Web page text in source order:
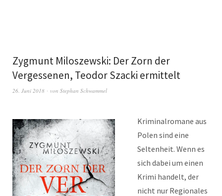
Zygmunt Miloszewski: Der Zorn der
Vergessenen, Teodor Szacki ermittelt
26. Juni 2018 von Stephan Schwammel
Kriminalromane aus
Polen sind eine
Seltenheit. Wenn es
sich dabei um einen
Krimi handelt, der
nicht nur Regionales